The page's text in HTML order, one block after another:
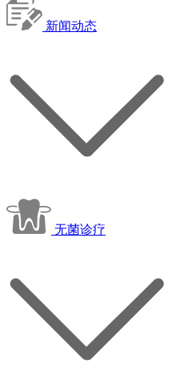
新闻动态
无菌诊疗